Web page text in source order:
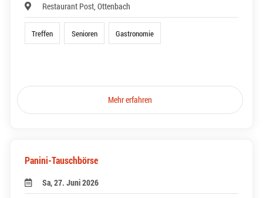
Restaurant Post, Ottenbach
Treffen Senioren Gastronomie
Mehr erfahren
Panini-Tauschbörse
Sa, 27. Juni 2026